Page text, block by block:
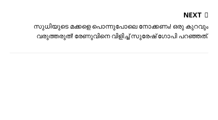
NEXT
സുധിയുടെ മക്കളെ പൊന്നുപോലെ നോക്കണം! ഒരു കുറവും
വരുത്തരുത്! രേണുവിനെ വിളിച്ച് സുരേഷ് ഗോപി പറഞ്ഞത്.